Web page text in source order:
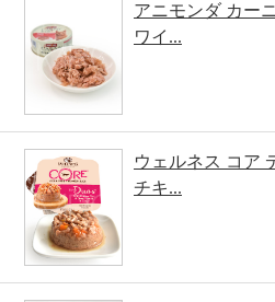
アニモンダ カー
ワイ...
ウェルネス コア
チキ...